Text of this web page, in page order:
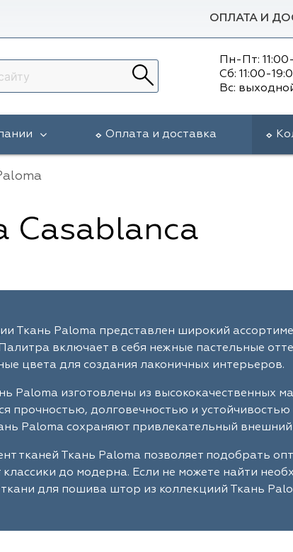
ОПЛАТА И
Пн-Пт:
Сб: 11:00-
Вс:
Оплата и доставка
Casablanca
Ткань Paloma представлен широкий
включает в себя нежные пастельные
цвета для создания лаконичных интерьеров.
Paloma изготовлены из высококачественных
прочностью, долговечностью и
Paloma сохраняют привлекательный
тканей Ткань Paloma позволяет подобрать
классики до модерна. Если не можете найти
для пошива штор из коллекциий Ткань